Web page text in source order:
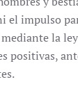
impulso
la
positivas,